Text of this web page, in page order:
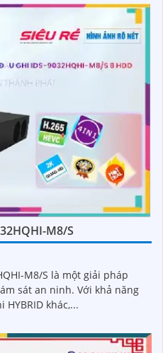
M8/S
M8/S là một giải pháp
ninh. Với khả năng
khác,...